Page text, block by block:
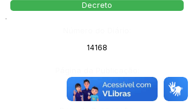
Decreto
14168
115